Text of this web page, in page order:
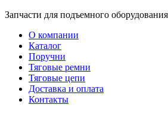
Перейти
содержимому
Запчасти для подъемного оборудования
О компании
Каталог
Поручни
Тяговые ремни
Тяговые цепи
Доставка и оплата
Контакты